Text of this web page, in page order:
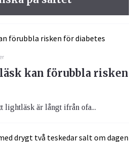
kan förubbla risken
lightläsk är långt ifrån ofa...